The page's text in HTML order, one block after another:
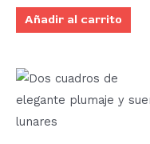
Añadir al carrito